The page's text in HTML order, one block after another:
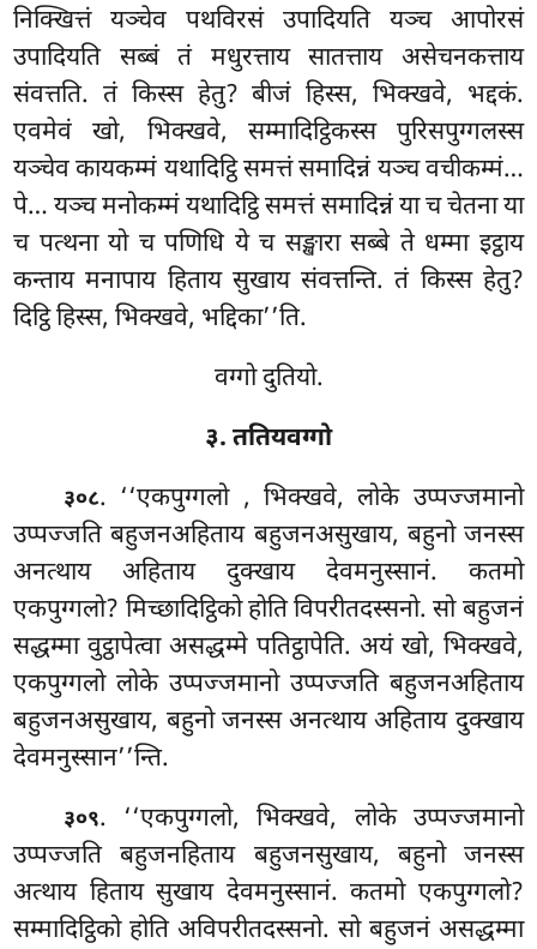
निक्खित्तं यञ्चेव पथविरसं उपादियति यञ्च आपोरसं
उपादियति सब्बं तं मधुरत्ताय सातत्ताय असेचनकत्ताय
संवत्तति. तं किस्स हेतु? बीजं हिस्स, भिक्खवे, भद्दकं.
एवमेवं खो, भिक्खवे, सम्मादिट्ठिकस्स पुरिसपुग्गलस्स
यञ्चेव कायकम्मं यथादिट्ठि समत्तं समादिन्नं यञ्च वचीकम्मं…
पे… यञ्च मनोकम्मं यथादिट्ठि समत्तं समादिन्नं या च चेतना या
च पत्थना यो च पणिधि ये च सङ्खारा सब्बे ते धम्मा इट्ठाय
कन्ताय मनापाय हिताय सुखाय संवत्तन्ति. तं किस्स हेतु?
दिट्ठि हिस्स, भिक्खवे, भद्दिका’’ति.
वग्गो दुतियो.
३. ततियवग्गो
३०८. ‘‘एकपुग्गलो , भिक्खवे, लोके उप्पज्जमानो
उप्पज्जति बहुजनअहिताय बहुजनअसुखाय, बहुनो जनस्स
अनत्थाय अहिताय दुक्खाय देवमनुस्सानं. कतमो
एकपुग्गलो? मिच्छादिट्ठिको होति विपरीतदस्सनो. सो बहुजनं
सद्धम्मा वुट्ठापेत्वा असद्धम्मे पतिट्ठापेति. अयं खो, भिक्खवे,
एकपुग्गलो लोके उप्पज्जमानो उप्पज्जति बहुजनअहिताय
बहुजनअसुखाय, बहुनो जनस्स अनत्थाय अहिताय दुक्खाय
देवमनुस्सान’’न्ति.
३०९. ‘‘एकपुग्गलो, भिक्खवे, लोके उप्पज्जमानो
उप्पज्जति बहुजनहिताय बहुजनसुखाय, बहुनो जनस्स
अत्थाय हिताय सुखाय देवमनुस्सानं. कतमो एकपुग्गलो?
सम्मादिट्ठिको होति अविपरीतदस्सनो. सो बहुजनं असद्धम्मा